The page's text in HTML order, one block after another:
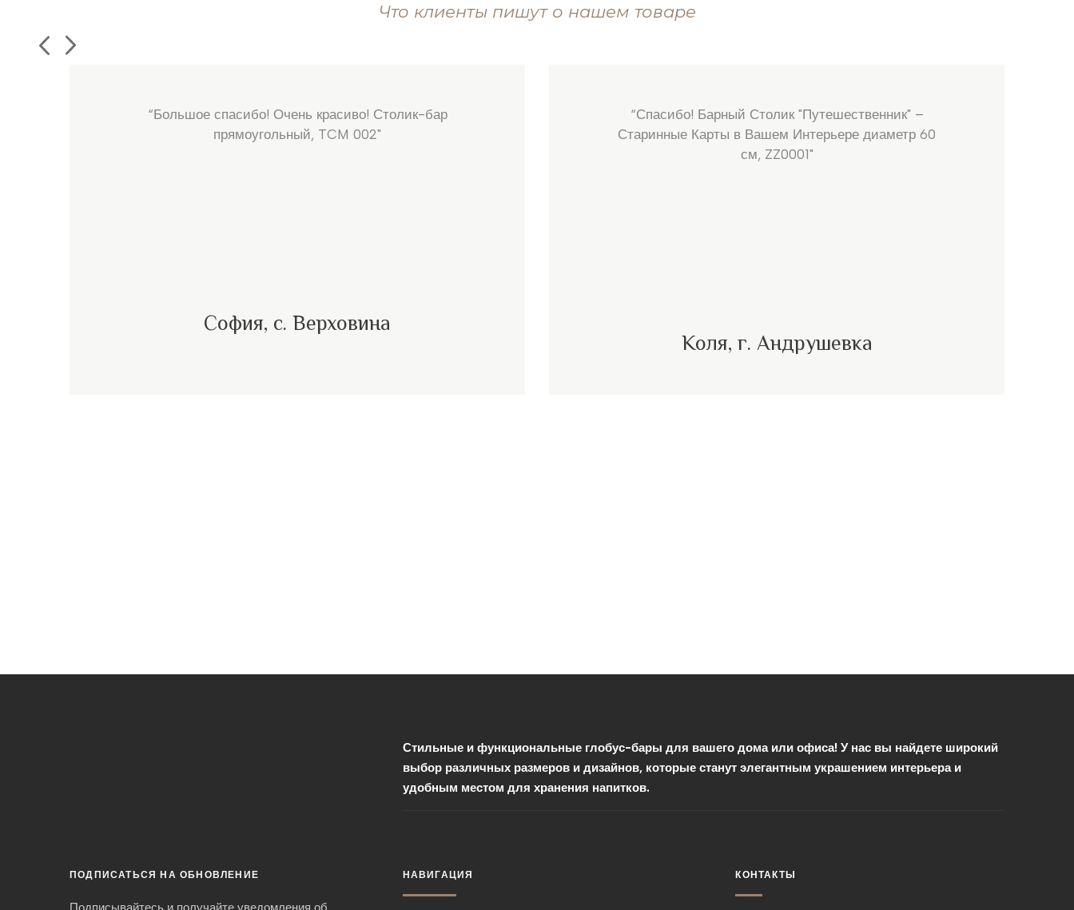
Что клиенты пишут о нашем товаре
“Большое спасибо! Очень красиво! Столик-бар
прямоугольный, TCM 002"
София, с. Верховина
“Спасибо! Барный Столик "Путешественник" –
Старинные Карты в Вашем Интерьере диаметр 60
см, ZZ0001"
Коля, г. Андрушевка
Стильные и функциональные глобус-бары для вашего дома или офиса! У нас вы найдете широкий
выбор различных размеров и дизайнов, которые станут элегантным украшением интерьера и
удобным местом для хранения напитков.
ПОДПИСАТЬСЯ НА ОБНОВЛЕНИЕ НАВИГАЦИЯ КОНТАКТЫ